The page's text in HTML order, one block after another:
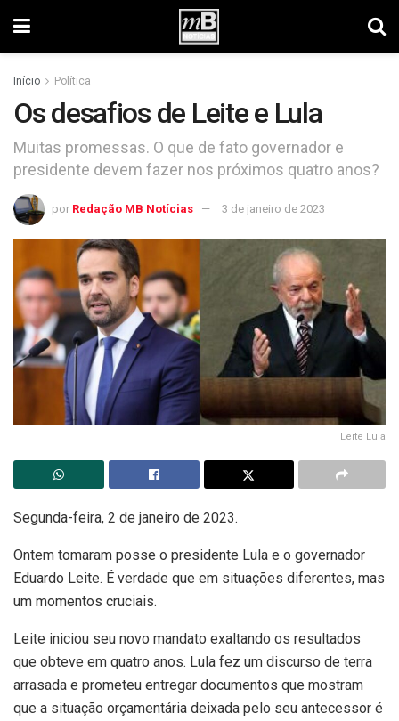
Início Política
Os desafios de Leite e Lula
Muitas promessas. O que de fato governador e
presidente devem fazer nos próximos quatro anos?
por Redação MB Notícias 3 de janeiro de 2023
Leite Lula
Segunda-feira, 2 de janeiro de 2023.
Ontem tomaram posse o presidente Lula e o governador
Eduardo Leite. É verdade que em situações diferentes, mas
um momentos cruciais.
Leite iniciou seu novo mandato exaltando os resultados
que obteve em quatro anos. Lula fez um discurso de terra
arrasada e prometeu entregar documentos que mostram
que a situação orçamentária deixada pelo seu antecessor é